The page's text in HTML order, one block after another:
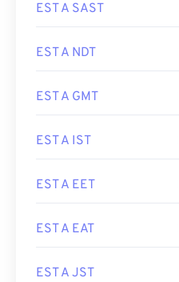
EST A SAST
EST A NDT
EST A GMT
EST A IST
EST A EET
EST A EAT
EST A JST